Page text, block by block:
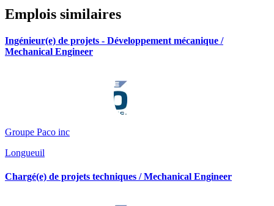
Emplois similaires
Ingénieur(e) de projets - Développement mécanique /
Mechanical Engineer
Groupe Paco inc
Longueuil
Chargé(e) de projets techniques / Mechanical Engineer